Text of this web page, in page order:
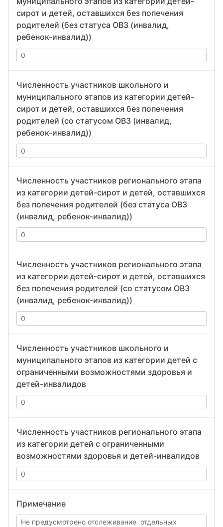
сирот и детей, оставшихся без попечения
родителей (без статуса ОВЗ (инвалид,
ребенок-инвалид))
Численность участников школьного и
муниципального этапов из категории детей-
сирот и детей, оставшихся без попечения
родителей (со статусом ОВЗ (инвалид,
ребенок-инвалид))
Численность участников регионального этапа
из категории детей-сирот и детей, оставшихся
без попечения родителей (без статуса ОВЗ
(инвалид, ребенок-инвалид))
Численность участников регионального этапа
из категории детей-сирот и детей, оставшихся
без попечения родителей (со статусом ОВЗ
(инвалид, ребенок-инвалид))
Численность участников школьного и
муниципального этапов из категории детей с
ограниченными возможностями здоровья и
детей-инвалидов
Численность участников регионального этапа
из категории детей с ограниченными
возможностями здоровья и детей-инвалидов
Примечание